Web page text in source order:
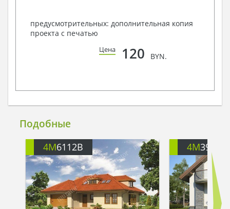
предусмотрительных: дополнительная копия
проекта с печатью
Цена 120 BYN.
Подобные
4M6112B 4M391